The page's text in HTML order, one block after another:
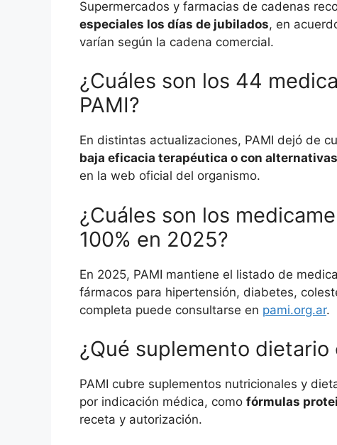
Supermercados y farmacias de cadenas
especiales los días de jubilados, en
varían según la cadena comercial.
¿Cuáles son los 44
PAMI?
En distintas actualizaciones, PAMI dejó de
baja eficacia terapéutica o con
en la web oficial del organismo.
¿Cuáles son los
100% en 2025?
En 2025, PAMI mantiene el listado de
fármacos para hipertensión, diabetes,
completa puede consultarse en pami.org.ar.
¿Qué suplemento dietario
PAMI cubre suplementos nutricionales y
por indicación médica, como fórmulas
receta y autorización.